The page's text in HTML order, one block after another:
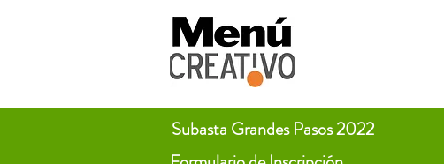
Subasta Grandes Pasos 2022